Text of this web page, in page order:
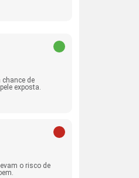
chance de
exposta.
o risco de